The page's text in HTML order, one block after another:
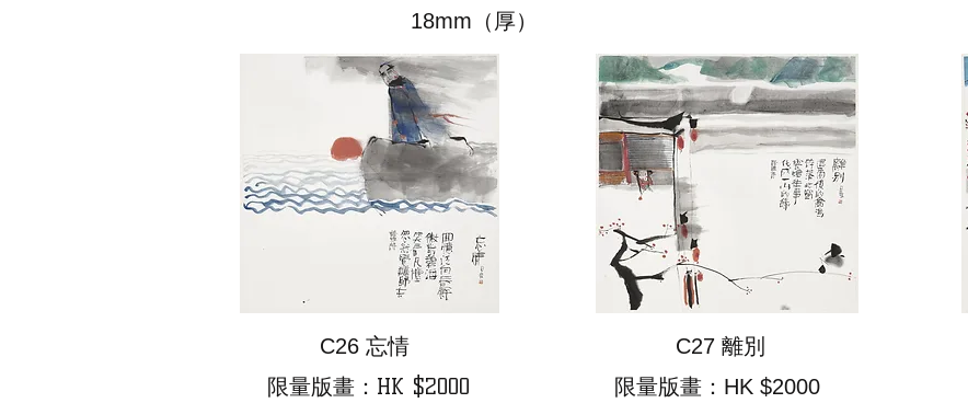
18mm（厚）
C26 忘情
限量版畫：HK $2000
C27 離別
限量版畫：HK $2000